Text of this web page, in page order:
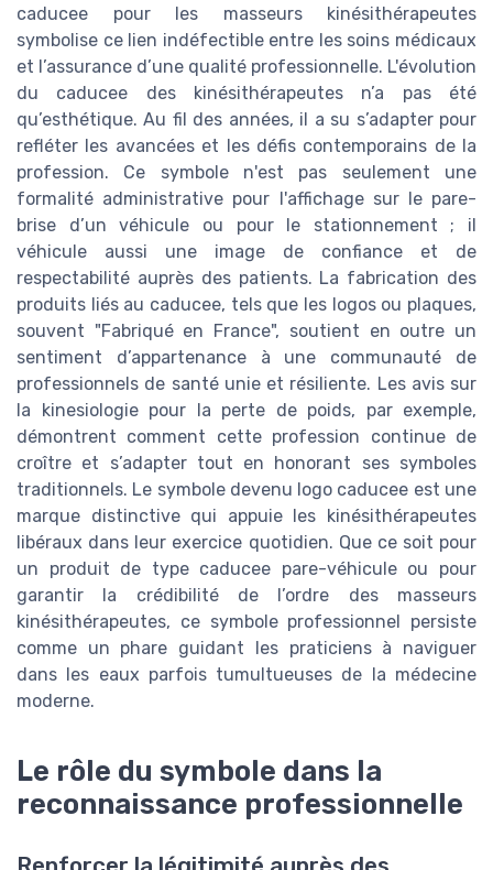
caducee pour les masseurs kinésithérapeutes
symbolise ce lien indéfectible entre les soins médicaux
et l’assurance d’une qualité professionnelle. L'évolution
du caducee des kinésithérapeutes n’a pas été
qu’esthétique. Au fil des années, il a su s’adapter pour
refléter les avancées et les défis contemporains de la
profession. Ce symbole n'est pas seulement une
formalité administrative pour l'affichage sur le pare-
brise d’un véhicule ou pour le stationnement ; il
véhicule aussi une image de confiance et de
respectabilité auprès des patients. La fabrication des
produits liés au caducee, tels que les logos ou plaques,
souvent "Fabriqué en France", soutient en outre un
sentiment d’appartenance à une communauté de
professionnels de santé unie et résiliente. Les avis sur
la kinesiologie pour la perte de poids, par exemple,
démontrent comment cette profession continue de
croître et s’adapter tout en honorant ses symboles
traditionnels. Le symbole devenu logo caducee est une
marque distinctive qui appuie les kinésithérapeutes
libéraux dans leur exercice quotidien. Que ce soit pour
un produit de type caducee pare-véhicule ou pour
garantir la crédibilité de l’ordre des masseurs
kinésithérapeutes, ce symbole professionnel persiste
comme un phare guidant les praticiens à naviguer
dans les eaux parfois tumultueuses de la médecine
moderne.
Le rôle du symbole dans la
reconnaissance professionnelle